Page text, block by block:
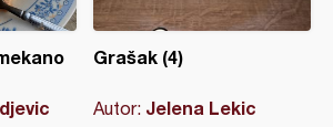
Grašak (4)
Autor: Jelena Lekic